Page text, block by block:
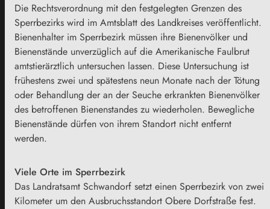
Die Rechtsverordnung mit den festgelegten Grenzen des
Sperrbezirks wird im Amtsblatt des Landkreises veröffentlicht.
Bienenhalter im Sperrbezirk müssen ihre Bienenvölker und
Bienenstände unverzüglich auf die Amerikanische Faulbrut
amtstierärztlich untersuchen lassen. Diese Untersuchung ist
frühestens zwei und spätestens neun Monate nach der Tötung
oder Behandlung der an der Seuche erkrankten Bienenvölker
des betroffenen Bienenstandes zu wiederholen. Bewegliche
Bienenstände dürfen von ihrem Standort nicht entfernt
werden.
Viele Orte im Sperrbezirk
Das Landratsamt Schwandorf setzt einen Sperrbezirk von zwei
Kilometer um den Ausbruchsstandort Obere Dorfstraße fest.